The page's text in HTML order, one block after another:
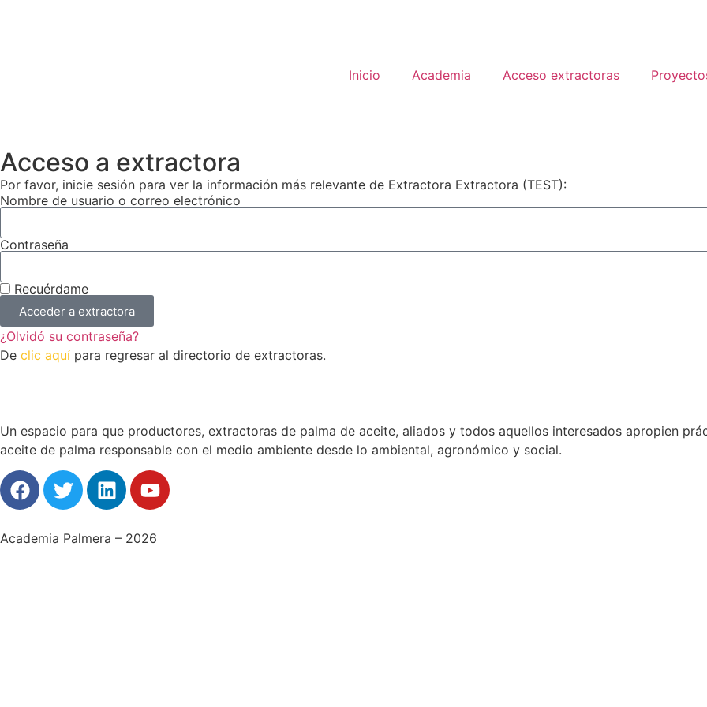
Inicio Academia Acceso extractoras
Acceso a extractora
Por favor, inicie sesión para ver la información más relevante de Extractora Extractora (TEST):
Nombre de usuario o correo electrónico
Contraseña
Recuérdame
Acceder a extractora
¿Olvidó su contraseña?
De clic aquí para regresar al directorio de extractoras.
Un espacio para que productores, extractoras de palma de aceite, aliados y todos aquellos interesados apropien
aceite de palma responsable con el medio ambiente desde lo ambiental, agronómico y social.
Academia Palmera – 2026